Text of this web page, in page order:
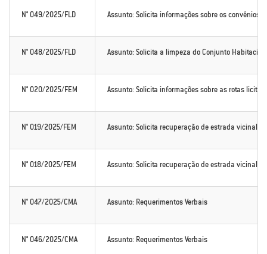
N° 049/2025/FLD Assunto: Solicita informações sobre os convênios
N° 048/2025/FLD Assunto: Solicita a limpeza do Conjunto
N° 020/2025/FEM Assunto: Solicita informações sobre as rotas
N° 019/2025/FEM Assunto: Solicita recuperação de estrada vicinal
N° 018/2025/FEM Assunto: Solicita recuperação de estrada vicinal
N° 047/2025/CMA Assunto: Requerimentos Verbais
N° 046/2025/CMA Assunto: Requerimentos Verbais